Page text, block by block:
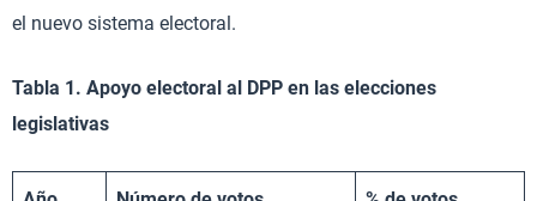
el nuevo sistema electoral.
Tabla 1. Apoyo electoral al DPP en las elecciones
legislativas